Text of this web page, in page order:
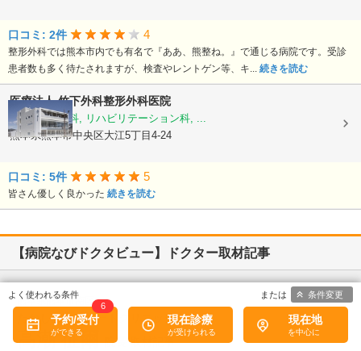
口コミ: 2件 4
整形外科では熊本市内でも有名で『ああ、熊整ね。』で通じる病院です。受診
患者数も多く待たされますが、検査やレントゲン等、キ... 続きを読む
医療法人竹下外科整形外科医院
外科, 整形外科, リハビリテーション科, ...
熊本県熊本市中央区大江5丁目4-24
口コミ: 5件 5
皆さん優しく良かった 続きを読む
【病院なびドクタビュー】ドクター取材記事
熊本県熊本市南区
たかしお内科ハートクリニック
高潮 征爾院長取材記事
予約/受付
6
現在診療 現在地
条件変更